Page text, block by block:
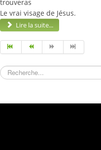
Nous
trouveras
Le vrai visage de Jésus.
Lire la suite...
Rechercher